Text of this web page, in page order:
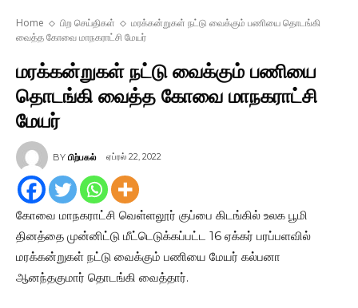
Home பிற செய்திகள்
மரக்கன்றுகள் நட்டு வைக்கும் பணியை தொடங்கி
வைத்த கோவை மாநகராட்சி மேயர்
மரக்கன்றுகள் நட்டு வைக்கும் பணியை
தொடங்கி வைத்த கோவை மாநகராட்சி
மேயர்
BY பிற்பகல் ஏப்ரல் 22, 2022
கோவை மாநகராட்சி வெள்ளலூர் குப்பை கிடங்கில் உலக பூமி
தினத்தை முன்னிட்டு மீட்டெடுக்கப்பட்ட 16 ஏக்கர் பரப்பளவில்
மரக்கன்றுகள் நட்டு வைக்கும் பணியை மேயர் கல்பனா
ஆனந்தகுமார் தொடங்கி வைத்தார்.